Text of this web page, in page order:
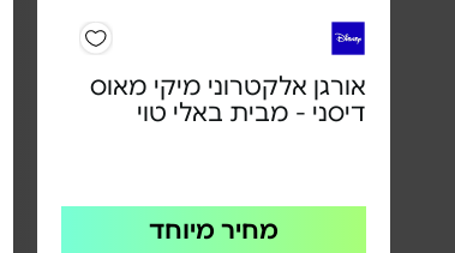
אורגן אלקטרוני מיקי מאוס
דיסני - מבית באלי טוי
מחיר מיוחד